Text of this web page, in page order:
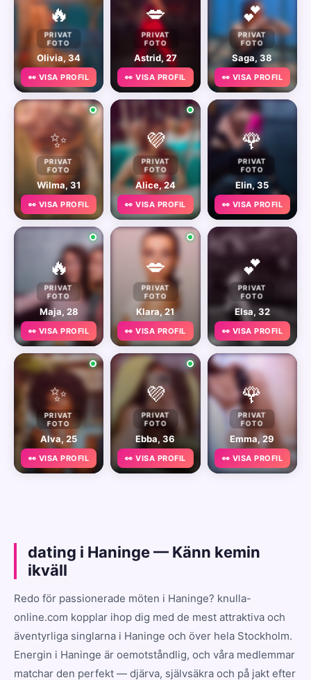
🔥
PRIVAT
FOTO
Olivia, 34
👀 VISA PROFIL
💋
PRIVAT
FOTO
Astrid, 27
👀 VISA PROFIL
💕
PRIVAT
FOTO
Saga, 38
👀 VISA PROFIL
✨
PRIVAT
FOTO
Wilma, 31
👀 VISA PROFIL
💜
PRIVAT
FOTO
Alice, 24
👀 VISA PROFIL
🌹
PRIVAT
FOTO
Elin, 35
👀 VISA PROFIL
🔥
PRIVAT
FOTO
Maja, 28
👀 VISA PROFIL
💋
PRIVAT
FOTO
Klara, 21
👀 VISA PROFIL
💕
PRIVAT
FOTO
Elsa, 32
👀 VISA PROFIL
✨
PRIVAT
FOTO
Alva, 25
👀 VISA PROFIL
💜
PRIVAT
FOTO
Ebba, 36
👀 VISA PROFIL
🌹
PRIVAT
FOTO
Emma, 29
👀 VISA PROFIL
dating i Haninge — Känn kemin
ikväll
Redo för passionerade möten i Haninge? knulla-
online.com kopplar ihop dig med de mest attraktiva och
äventyrliga singlarna i Haninge och över hela Stockholm.
Energin i Haninge är oemotståndlig, och våra medlemmar
matchar den perfekt — djärva, självsäkra och på jakt efter